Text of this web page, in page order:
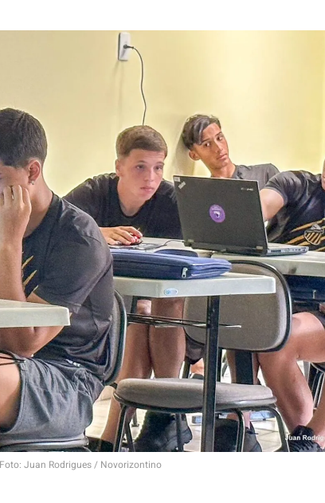
Foto: Juan Rodrigues / Novorizontino